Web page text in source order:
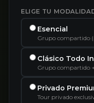
ELIGE TU
Esencial
Grupo compartido
Clásico Todo
Grupo compartido
Privado
Tour privado